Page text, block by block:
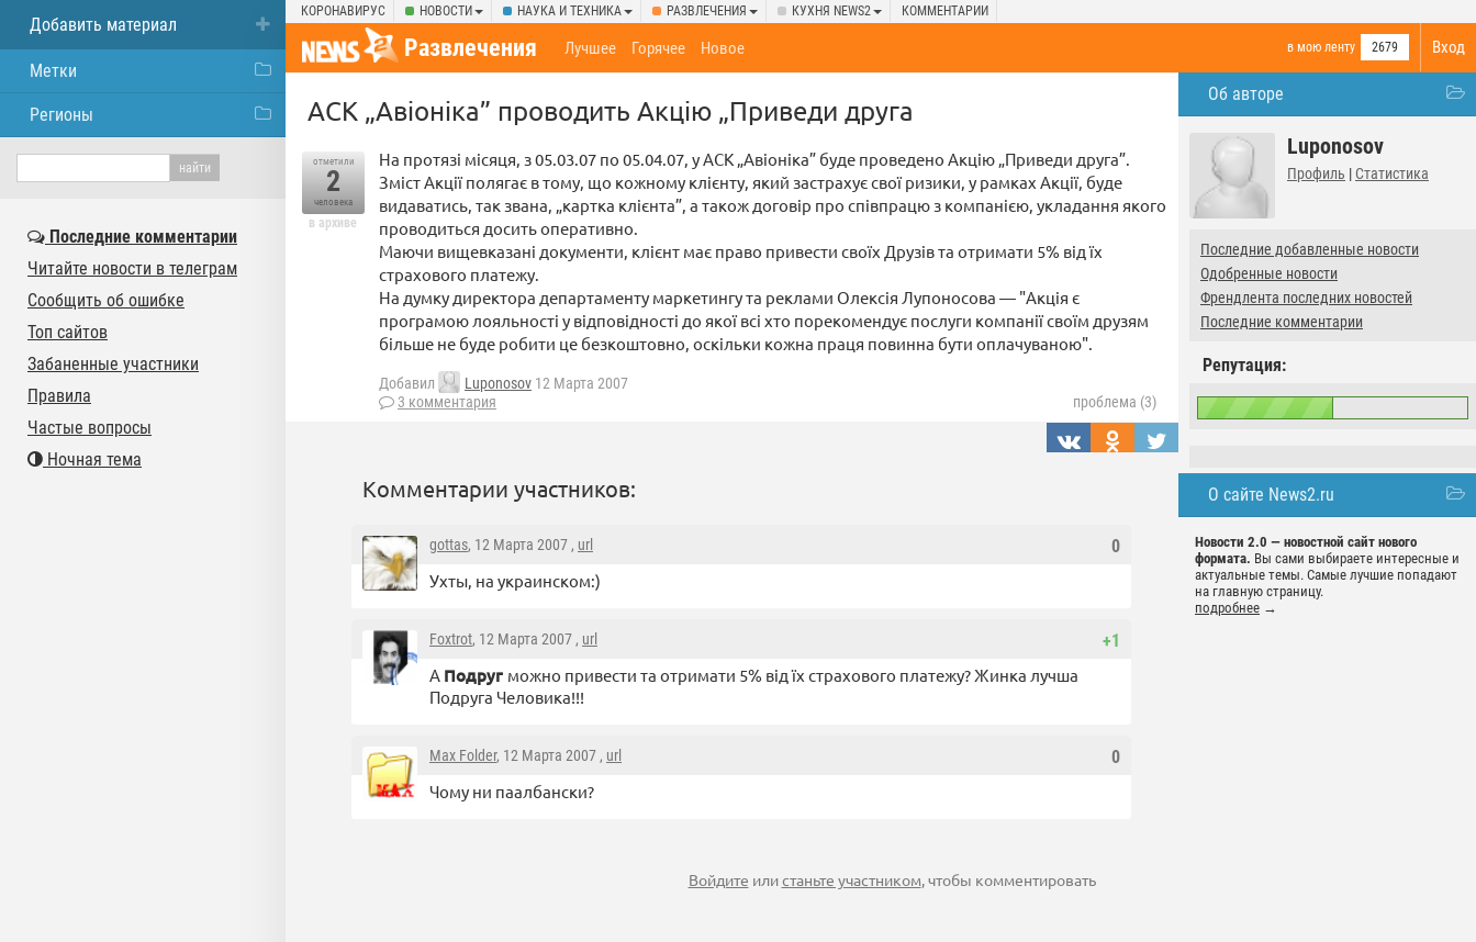
КОРОНАВИРУС НОВОСТИ НАУКА И ТЕХНИКА РАЗВЛЕЧЕНИЯ КУХНЯ NEWS2 КОММЕНТАРИИ
Вход
Развлечения в мою ленту 2679
Лучшее Горячее Новое
Об авторе
Luponosov
Профиль | Статистика
Последние добавленные новости
Одобренные новости
Френдлента последних новостей
Последние комментарии
Репутация:
О сайте News2.ru
Новости 2.0 — новостной сайт нового
формата. Вы сами выбираете интересные и
актуальные темы. Самые лучшие попадают
на главную страницу.
подробнее →
АСК „Авіоніка” проводить Акцію „Приведи друга
отметили
2
человека
в архиве
На протязі місяця, з 05.03.07 по 05.04.07, у АСК „Авіоніка” буде проведено Акцію „Приведи друга”.
Зміст Акції полягає в тому, що кожному клієнту, який застрахує свої ризики, у рамках Акції, буде
видаватись, так звана, „картка клієнта”, а також договір про співпрацю з компанією, укладання якого
проводиться досить оперативно.
Маючи вищевказані документи, клієнт має право привести своїх Друзів та отримати 5% від їх
страхового платежу.
На думку директора департаменту маркетингу та реклами Олексія Лупоносова — "Акція є
програмою лояльності у відповідності до якої всі хто порекомендує послуги компанії своїм друзям
більше не буде робити це безкоштовно, оскільки кожна праця повинна бути оплачуваною".
Добавил Luponosov 12 Марта 2007
3 комментария
проблема (3)
Комментарии участников:
0
gottas, 12 Марта 2007 , url
Ухты, на украинском:)
+1
Foxtrot, 12 Марта 2007 , url
А Подруг можно привести та отримати 5% від їх страхового платежу? Жинка лучша
Подруга Человика!!!
0
Max Folder, 12 Марта 2007 , url
Чому ни паалбански?
Войдите илистаньте участником, чтобы комментировать
Добавить материал
Метки
Регионы
Последние комментарии
Читайте новости в телеграм
Сообщить об ошибке
Топ сайтов
Забаненные участники
Правила
Частые вопросы
Ночная тема